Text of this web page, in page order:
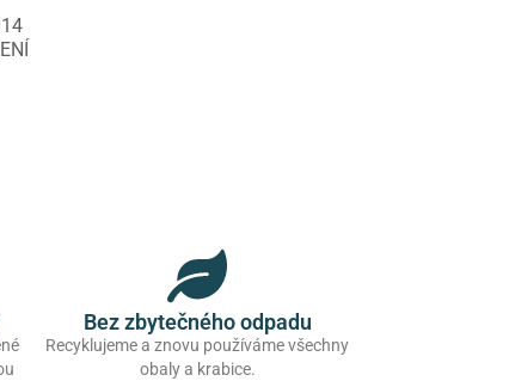
Bez zbytečného odpadu
Recyklujeme a znovu používáme všechny
obaly a krabice.